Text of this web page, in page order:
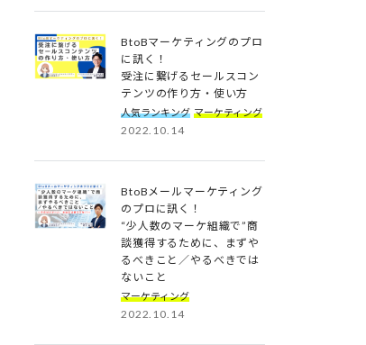
BtoBマーケティングのプロ
に訊く！
受注に繋げるセールスコン
テンツの作り方・使い方
人気ランキング マーケティング
2022.10.14
BtoBメールマーケティング
のプロに訊く！
“少人数のマーケ組織で”商
談獲得するために、まずや
るべきこと／やるべきでは
ないこと
マーケティング
2022.10.14